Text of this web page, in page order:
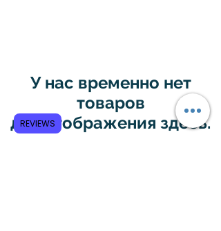
У нас временно нет
товаров
для отображения здесь.
REVIEWS